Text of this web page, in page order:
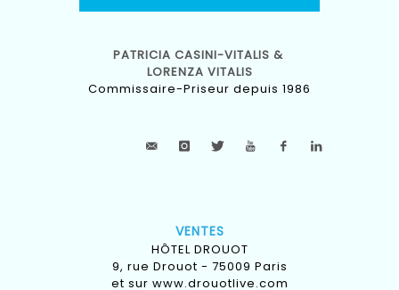
PATRICIA CASINI-VITALIS &
LORENZA VITALIS
Commissaire-Priseur depuis 1986
VENTES
HÔTEL DROUOT
9, rue Drouot - 75009 Paris
et sur www.drouotlive.com